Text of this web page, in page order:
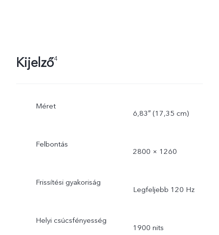
Kijelző4
Méret
6,83″ (17,35 cm)
Felbontás
2800 × 1260
Frissítési gyakoriság
Legfeljebb 120 Hz
Helyi csúcsfényesség
1900 nits